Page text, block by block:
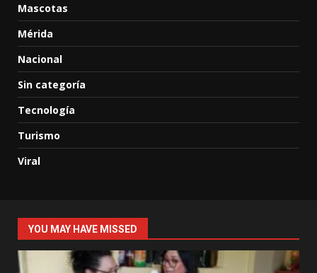
Mascotas
Mérida
Nacional
Sin categoría
Tecnología
Turismo
Viral
YOU MAY HAVE MISSED